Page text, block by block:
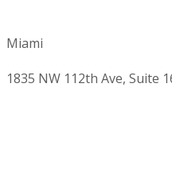
Miami
1835 NW 112th Ave, Suite